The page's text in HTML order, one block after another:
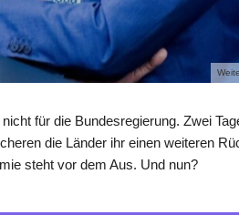
für die Bundesregierung. Zwei
die Länder ihr einen weiteren
steht vor dem Aus. Und nun?